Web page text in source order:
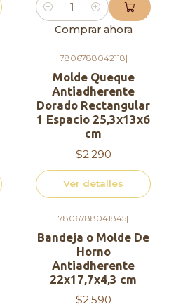
Cantidad
Comprar ahora
Agotado7806788042118|
Molde Queque
Antiadherente
Dorado Rectangular
1 Espacio 25,3x13x6
cm
$2.290
Ver detalles
Agotado
7806788041845|
Bandeja o Molde De
Horno
Antiadherente
22x17,7x4,3 cm
$2.590